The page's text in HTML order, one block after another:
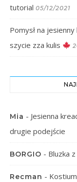
tutorial 05/12/2021
Pomysł na
szycie zza kulis
Mia - Jesienna
drugie podejście
BORGIO - Bluzka
Recman -